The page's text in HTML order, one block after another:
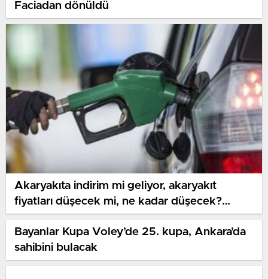
Faciadan dönüldü
Akaryakıta indirim mi geliyor, akaryakıt
fiyatları düşecek mi, ne kadar düşecek?
Aktüel akaryakıt fiyatları: Akaryakıt, LPG,
motorin, mazot…
Bayanlar Kupa Voley’de 25. kupa, Ankara’da
sahibini bulacak